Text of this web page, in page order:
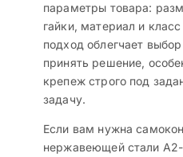
параметры товара:
гайки, материал и
подход облегчает
принять решение,
крепеж строго под
задачу.
Если вам нужна
нержавеющей стали